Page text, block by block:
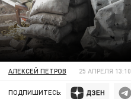
АЛЕКСЕЙ ПЕТРОВ 25 АПРЕЛЯ 13:10
ПОДПИШИТЕСЬ: